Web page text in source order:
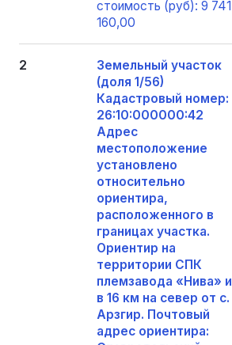
стоимость (руб): 9 741
160,00
2
Земельный участок
(доля 1/56)
Кадастровый номер:
26:10:000000:42
Адрес
местоположение
установлено
относительно
ориентира,
расположенного в
границах участка.
Ориентир на
территории СПК
племзавода «Нива» и
в 16 км на север от с.
Арзгир. Почтовый
адрес ориентира: